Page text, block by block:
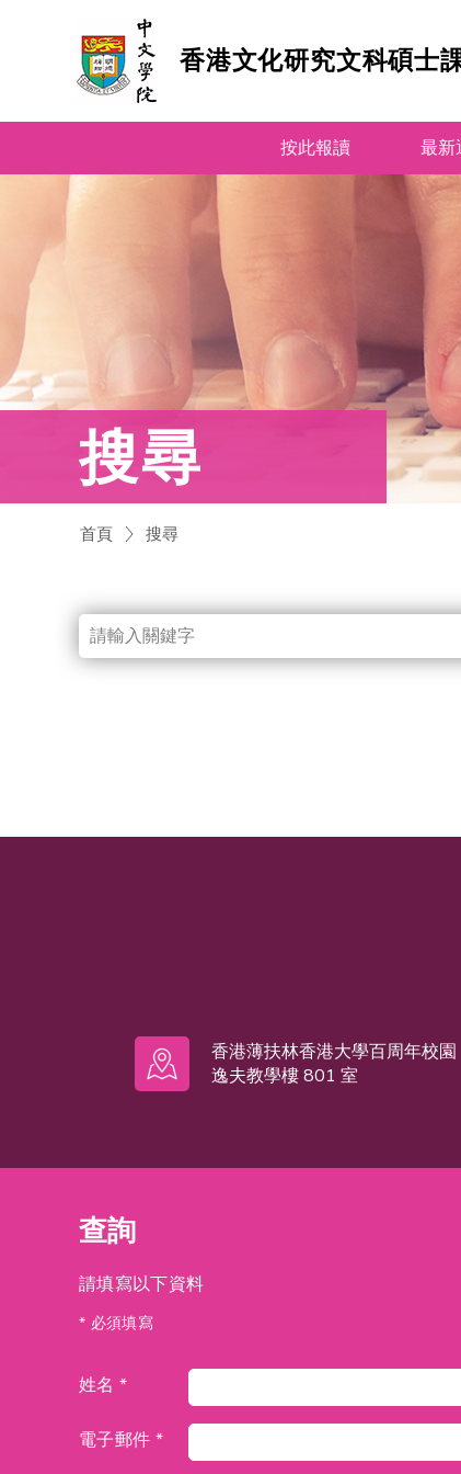
香港文化研究文科碩士
入
鍵)
按此報讀 最新
搜尋
首頁 搜尋
香港薄扶林香港大學百周年校園
逸夫教學樓 801 室
查詢
請填寫以下資料
* 必須填寫
姓名 *
電子郵件 *